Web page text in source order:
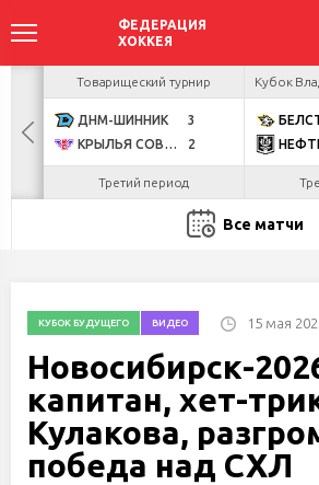
Товарищеский турнир
ДНМ-ШИННИК
3
КРЫЛЬЯ СОВЕТОВ
2
Третий период
Кубок
Все матчи
КУБОК БУДУЩЕГО ВИДЕО 15 мая
Новосибирск-
капитан, хет-
Кулакова,
победа над СХЛ